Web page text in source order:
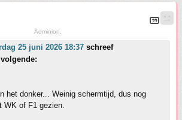
Adminion.
25 juni 2026 18:37 schreef
het donker... Weinig schermtijd, dus nog
WK of F1 gezien.